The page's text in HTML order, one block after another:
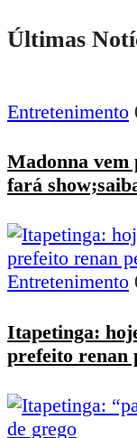
Últimas
Entretenimento
Madonna vem
fará
Entretenimento
Itapetinga:
prefeito renan